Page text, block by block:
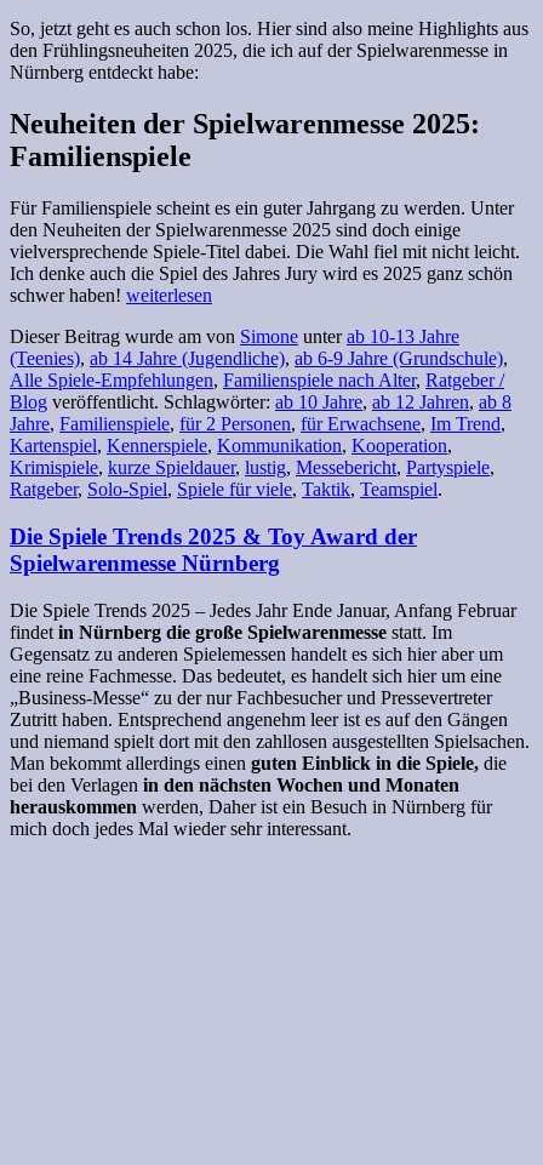
So, jetzt geht es auch schon los. Hier sind also meine Highlights aus
den Frühlingsneuheiten 2025, die ich auf der Spielwarenmesse in
Nürnberg entdeckt habe:
Neuheiten der Spielwarenmesse 2025:
Familienspiele
Für Familienspiele scheint es ein guter Jahrgang zu werden. Unter
den Neuheiten der Spielwarenmesse 2025 sind doch einige
vielversprechende Spiele-Titel dabei. Die Wahl fiel mit nicht leicht.
Ich denke auch die Spiel des Jahres Jury wird es 2025 ganz schön
schwer haben! weiterlesen
Dieser Beitrag wurde am von Simone unterab 10-13 Jahre
(Teenies), ab 14 Jahre (Jugendliche), ab 6-9 Jahre (Grundschule),
Alle Spiele-Empfehlungen, Familienspiele nach Alter, Ratgeber /
Blog veröffentlicht. Schlagwörter: ab 10 Jahre, ab 12 Jahren, ab 8
Jahre, Familienspiele, für 2 Personen, für Erwachsene, Im Trend,
Kartenspiel, Kennerspiele, Kommunikation, Kooperation,
Krimispiele, kurze Spieldauer, lustig, Messebericht, Partyspiele,
Ratgeber, Solo-Spiel, Spiele für viele, Taktik, Teamspiel.
Die Spiele Trends 2025 & Toy Award der
Spielwarenmesse Nürnberg
Die Spiele Trends 2025 – Jedes Jahr Ende Januar, Anfang Februar
findet in Nürnberg die große Spielwarenmesse statt. Im
Gegensatz zu anderen Spielemessen handelt es sich hier aber um
eine reine Fachmesse. Das bedeutet, es handelt sich hier um eine
„Business-Messe“ zu der nur Fachbesucher und Pressevertreter
Zutritt haben. Entsprechend angenehm leer ist es auf den Gängen
und niemand spielt dort mit den zahllosen ausgestellten Spielsachen.
Man bekommt allerdings einen guten Einblick in die Spiele, die
bei den Verlagen in den nächsten Wochen und Monaten
herauskommen werden, Daher ist ein Besuch in Nürnberg für
mich doch jedes Mal wieder sehr interessant.